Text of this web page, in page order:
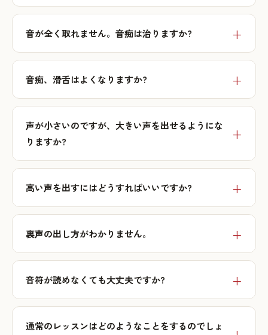
音が全く取れません。音痴は治りますか?
音痴、滑舌はよくなりますか?
声が小さいのですが、大きい声を出せるようにな
りますか?
高い声を出すにはどうすればいいですか?
裏声の出し方がわかりません。
音符が読めなくても大丈夫ですか?
通常のレッスンはどのようなことをするのでしょ